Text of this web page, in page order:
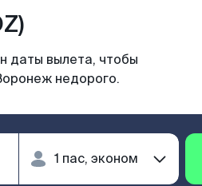
даты вылета, чтобы
недорого.